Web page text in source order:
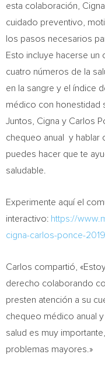
esta colaboración,
cuidado preventivo,
los pasos necesarios
Esto incluye hacerse un
cuatro números de la
en la sangre y el índice
médico con honestidad
Juntos, Cigna y Carlos
chequeo anual y hablar
puedes hacer que te
saludable.
Experimente aquí el
interactivo: https://
cigna-carlos-ponce-
Carlos compartió,
derecho colaborando
presten atención a su
chequeo médico anual
salud es muy
problemas mayores.»